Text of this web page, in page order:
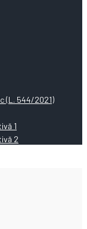
(L. 544/2021)
1
2